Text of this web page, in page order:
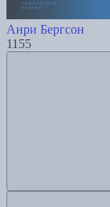
Анри Бергсон
1155